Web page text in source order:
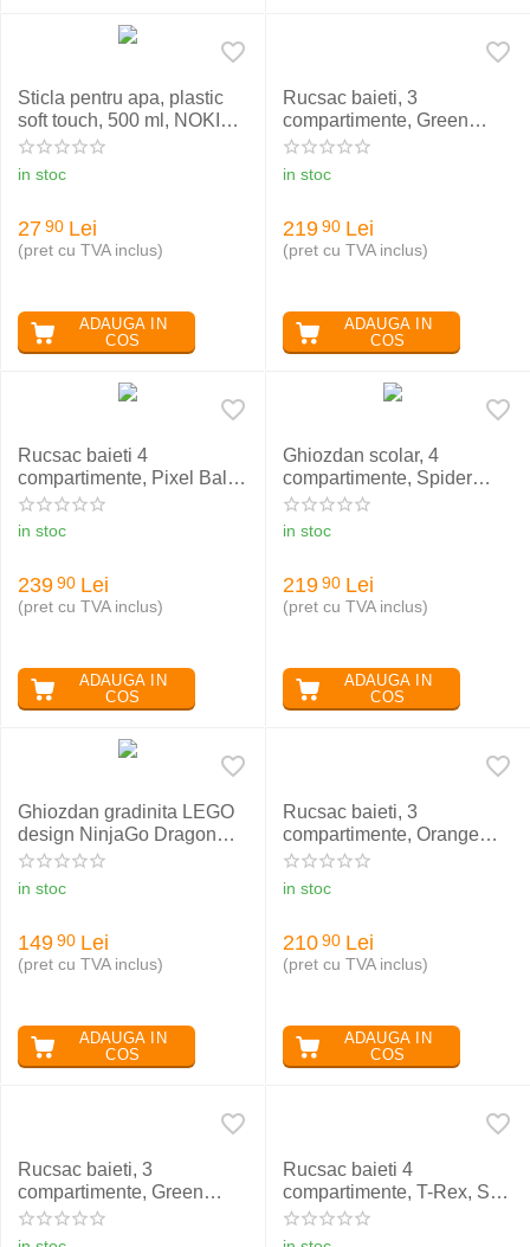
Sticla pentru apa, plastic
soft touch, 500 ml, NOKI
Kids
in stoc
27 90 Lei
(pret cu TVA inclus)
ADAUGA IN
COS
Rucsac baieti, 3
compartimente, Green
Game, ST.RIGHT BP26
in stoc
219 90 Lei
(pret cu TVA inclus)
ADAUGA IN
COS
Rucsac baieti 4
compartimente, Pixel Balls,
ST. RIGHT BP04
in stoc
239 90 Lei
(pret cu TVA inclus)
ADAUGA IN
COS
Ghiozdan scolar, 4
compartimente, Spider
Web, ST Right BP01
in stoc
219 90 Lei
(pret cu TVA inclus)
ADAUGA IN
COS
Ghiozdan gradinita LEGO
design NinjaGo Dragon
power
in stoc
149 90 Lei
(pret cu TVA inclus)
ADAUGA IN
COS
Rucsac baieti, 3
compartimente, Orange
Pad, ST.RIGHT BP26
in stoc
210 90 Lei
(pret cu TVA inclus)
ADAUGA IN
COS
Rucsac baieti, 3
compartimente, Green
Power, ST.RIGHT BP26
Rucsac baieti 4
compartimente, T-Rex, ST.
RIGHT BP04